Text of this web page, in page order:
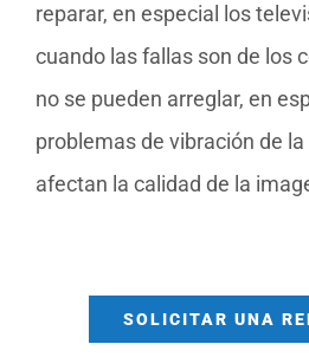
reparar, en especial los
cuando las fallas son de los
no se pueden arreglar, en
problemas de vibración de
afectan la calidad de la
SOLICITAR UNA